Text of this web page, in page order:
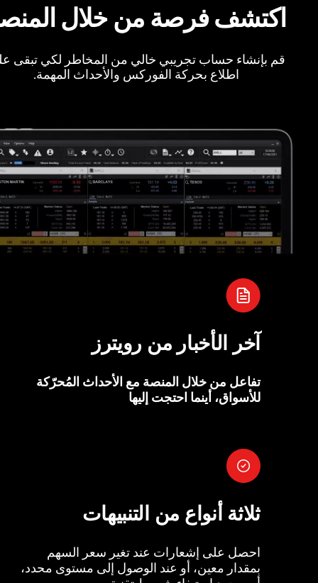
اكتشف فرصة من خلال
قم بإنشاء حساب تجريبي خالي من المخاطر لكي تبقى
اطلاع بحركة الفوركس والأحداث المهمة.
آخر الأخبار من رويترز
تفاعل من خلال المنصة مع الأحداث المُحرّكة
للأسواق، أينما احتجت إليها
ثلاثة أنواع من التنبيهات
احصل على إشعارات عند تغير سعر السهم
بمقدار معين، أو عند الوصول إلى مستوى محدد،